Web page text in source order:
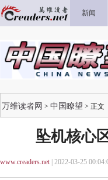
新闻
万维读者网 > 中国瞭望 > 正文
坠机核心
www.creaders.net| 2022-03-25